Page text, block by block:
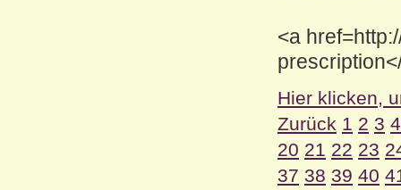
<a
Hier klicken,
Zurück 1 2 3 4
20 21 22 23
37 38 39 40